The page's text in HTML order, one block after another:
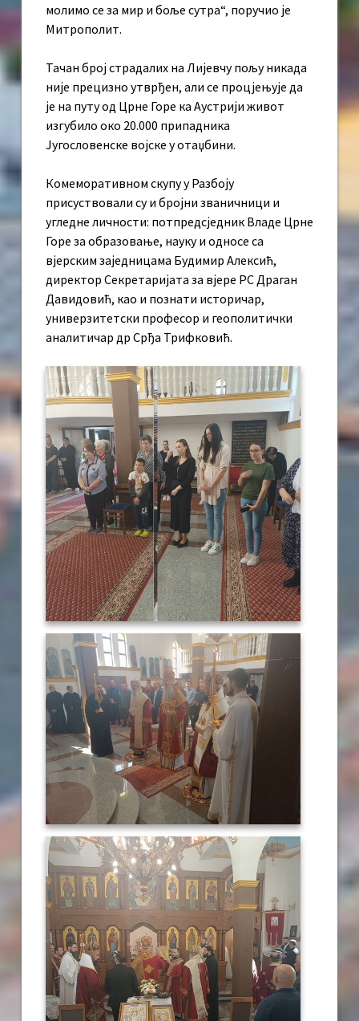
молимо се за мир и боље сутра“, поручио је
Митрополит.
Тачан број страдалих на Лијевчу пољу никада
није прецизно утврђен, али се процјењује да
је на путу од Црне Горе ка Аустрији живот
изгубило око 20.000 припадника
Југословенске војске у отаџбини.
Комеморативном скупу у Разбоју
присуствовали су и бројни званичници и
угледне личности: потпредсједник Владе Црне
Горе за образовање, науку и односе са
вјерским заједницама Будимир Алексић,
директор Секретаријата за вјере РС Драган
Давидовић, као и познати историчар,
универзитетски професор и геополитички
аналитичар др Срђа Трифковић.